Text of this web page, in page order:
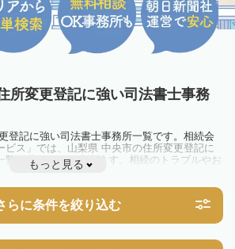
所変更登記に強い司法書士事務
登記に強い司法書士事務所一覧です。相続会
ビス」では、山梨県 中央市の住所変更登記に
覧で見ることが出来ます。相続のトラブルやお
度近隣の司法書士に相談してみましょう。
もっと見る
らに条件を絞り込む